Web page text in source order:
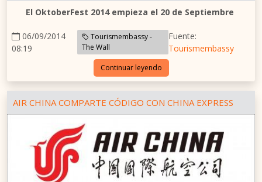
El OktoberFest 2014 empieza el 20 de Septiembre
06/09/2014
08:19
Tourismembassy -
The Wall
Fuente:
Tourismembassy
Continuar leyendo
AIR CHINA COMPARTE CÓDIGO CON CHINA EXPRESS